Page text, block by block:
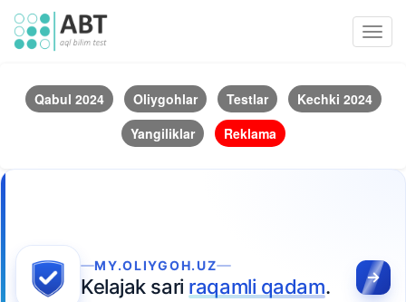
Qabul 2024 Oliygohlar Testlar
Kechki 2024
Yangiliklar
Reklama
MY.OLIYGOH.UZ
Kelajak sari raqamli qadam.